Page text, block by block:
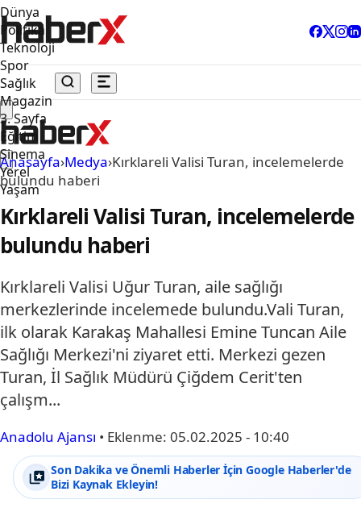
Dünya
Politika
Teknoloji
Spor
Sağlık
Magazin
3. Sayfa
Eğitim
Sinema
Yerel
Yaşam
Anasayfa›Medya›Kırklareli Valisi Turan, incelemelerde
bulundu haberi
Kırklareli Valisi Turan, incelemelerde
bulundu haberi
Kırklareli Valisi Uğur Turan, aile sağlığı
merkezlerinde incelemede bulundu.Vali Turan,
ilk olarak Karakaş Mahallesi Emine Tuncan Aile
Sağlığı Merkezi'ni ziyaret etti. Merkezi gezen
Turan, İl Sağlık Müdürü Çiğdem Cerit'ten
çalışm...
Anadolu Ajansı • Eklenme: 05.02.2025 - 10:40
Son Dakika ve Önemli Haberler İçin Google Haberler'de
Bizi Kaynak Ekleyin!